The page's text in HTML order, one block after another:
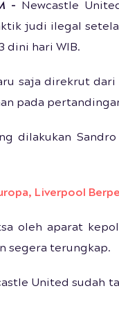
– Newcastle
judi ilegal
dini hari WIB.
saja direkrut dari
pada
dilakukan
Liverpool
oleh aparat
segera terungkap.
United sudah